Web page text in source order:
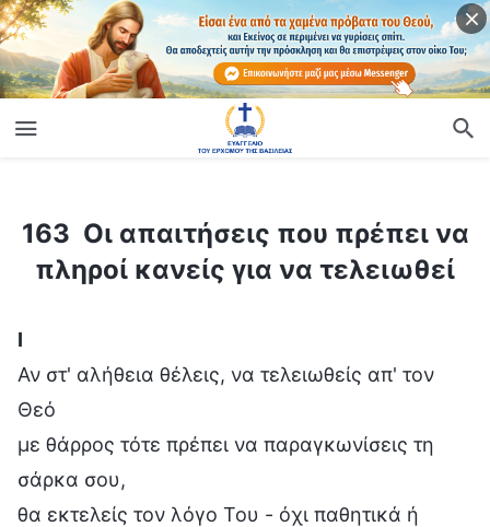
163 Οι απαιτήσεις που πρέπει να
πληροί κανείς για να τελειωθεί
Ⅰ
Αν στ' αλήθεια θέλεις, να τελειωθείς απ' τον
Θεό
με θάρρος τότε πρέπει να παραγκωνίσεις τη
σάρκα σου,
θα εκτελείς τον λόγο Του - όχι παθητικά ή